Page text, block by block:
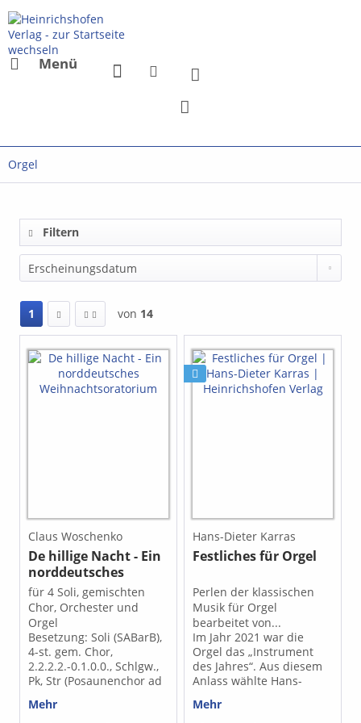
Menü
Orgel
Filtern
1 von 14
Claus Woschenko
De hillige Nacht - Ein
norddeutsches
Weihnachtsoratorium
für 4 Soli, gemischten
Chor, Orchester und
Orgel
Besetzung: Soli (SABarB),
4-st. gem. Chor,
2.2.2.2.-0.1.0.0., Schlgw.,
Pk, Str (Posaunenchor ad
Schwierigkeitsgrad:
Mehr
Hans-Dieter Karras
Festliches für Orgel
Perlen der klassischen
Musik für Orgel
bearbeitet von...
Im Jahr 2021 war die
Orgel das „Instrument
des Jahres“. Aus diesem
Anlass wählte Hans-
Zusammenstellung aus,
Mehr